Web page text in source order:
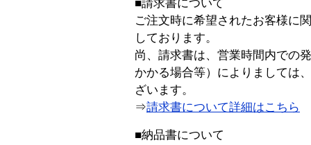
■請求書について
ご注文時に希望されたお客様に
しております。
尚、請求書は、営業時間内での
かかる場合等）によりましては
ざいます。
⇒請求書について詳細はこちら
■納品書について